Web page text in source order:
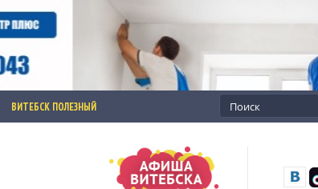
ВИТЕБСК ПОЛЕЗНЫЙ